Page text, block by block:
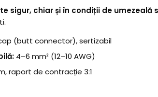
sigur, chiar și în condiții de umezeală
(butt connector), sertizabil
4–6 mm² (12–10 AWG)
raport de contracție 3:1